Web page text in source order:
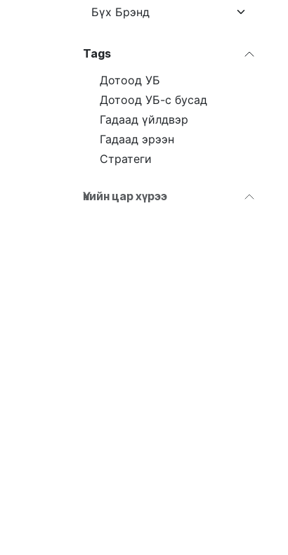
Tags
Дотоод УБ
Дотоод УБ-с бусад
Гадаад үйлдвэр
Гадаад эрээн
Стратеги
Үнийн цар хүрээ